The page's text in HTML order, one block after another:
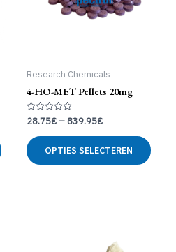
product
Research Chemicals
4-HO-MET Pellets 20mg
Gewaardeerd
0
uit
5
28.75€ – 839.95€
OPTIES SELECTEREN